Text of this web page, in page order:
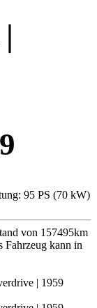
95 PS (70 kW)
von 157495km
Fahrzeug kann in